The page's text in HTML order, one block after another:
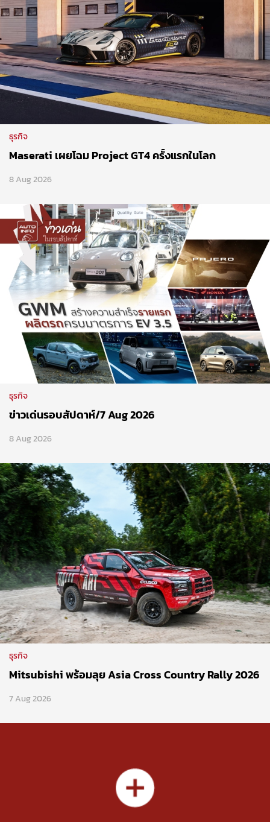
ธุรกิจ
Maserati เผยโฉม Project GT4 ครั้งแรกในโลก
8 Aug 2026
ธุรกิจ
ข่าวเด่นรอบสัปดาห์/7 Aug 2026
8 Aug 2026
ธุรกิจ
Mitsubishi พร้อมลุย Asia Cross Country Rally 2026
7 Aug 2026